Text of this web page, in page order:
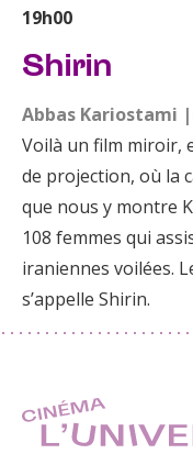
19h00
Shirin
Abbas Kariostami
Voilà un film miroir,
de projection, où la
que nous y montre
108 femmes qui
iraniennes voilées.
s’appelle Shirin.